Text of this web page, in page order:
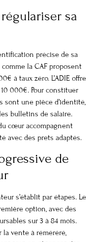
sa
précise de sa
la CAF proposent
à taux zéro. L’ADIE offre
000€. Pour constituer
sont une pièce d’identité,
bulletins de salaire.
cœur accompagnent
avec des prêts adaptés.
de
s’établit par étapes. Le
option, avec des
sur 3 à 84 mois.
vente à réméréré,